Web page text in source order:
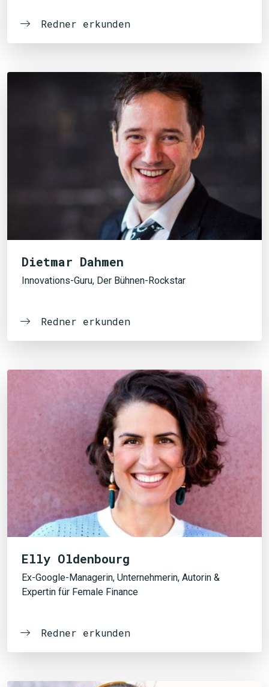
Redner erkunden
Dietmar Dahmen
Innovations-Guru, Der Bühnen-Rockstar
Redner erkunden
Elly Oldenbourg
Ex-Google-Managerin, Unternehmerin, Autorin &
Expertin für Female Finance
Redner erkunden